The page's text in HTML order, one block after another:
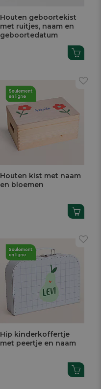
Houten geboortekist
met ruitjes, naam en
geboortedatum
Houten kist met naam
en bloemen
Hip kinderkoffertje
met peertje en naam